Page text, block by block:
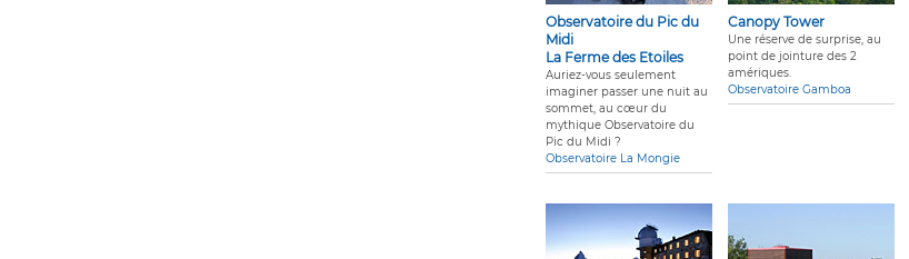
Observatoire du Pic du
Midi
La Ferme des Etoiles
Auriez-vous seulement
imaginer passer une nuit au
sommet, au cœur du
mythique Observatoire du
Pic du Midi ?
Observatoire La Mongie
Canopy Tower
Une réserve de surprise, au
point de jointure des 2
amériques.
Observatoire Gamboa